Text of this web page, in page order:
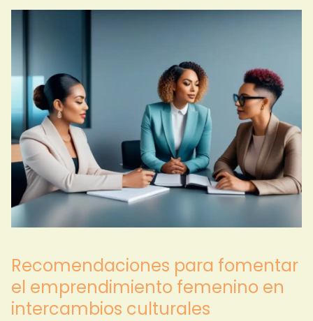
Recomendaciones para fomentar
el emprendimiento femenino en
intercambios culturales